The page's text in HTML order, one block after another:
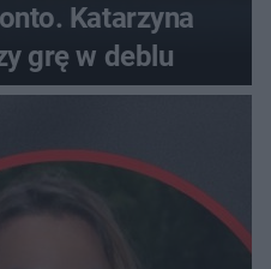
Katarzyna
grę w deblu